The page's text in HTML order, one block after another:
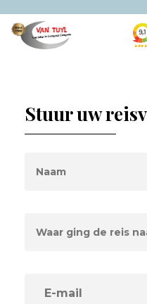
Stuur uw